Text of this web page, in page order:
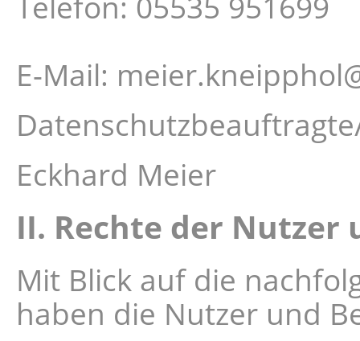
E-Mail:
Eckhard Meier
II. Rechte der Nutzer
Mit Blick auf die
haben die Nutzer und